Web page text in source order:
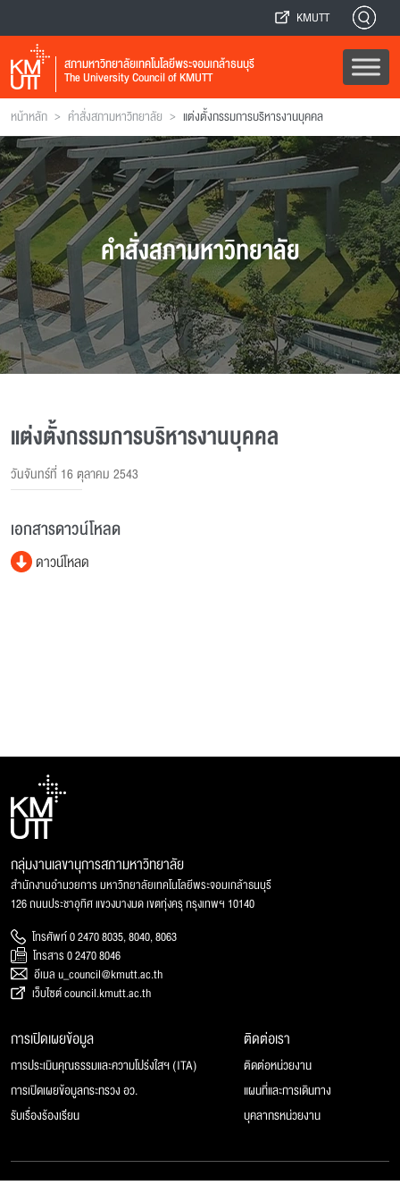
KMUTT
สภามหาวิทยาลัยเทคโนโลยีพระจอมเกล้าธนบุรี
The University Council of KMUTT
หน้าหลัก > คำสั่งสภามหาวิทยาลัย > แต่งตั้งกรรมการบริหารงานบุคคล
คำสั่งสภามหาวิทยาลัย
แต่งตั้งกรรมการบริหารงานบุคคล
วันจันทร์ที่ 16 ตุลาคม 2543
เอกสารดาวน์โหลด
ดาวน์โหลด
กลุ่มงานเลขานุการสภามหาวิทยาลัย
สำนักงานอำนวยการ มหาวิทยาลัยเทคโนโลยีพระจอมเกล้าธนบุรี
126 ถนนประชาอุทิศ แขวงบางมด เขตทุ่งครุ กรุงเทพฯ 10140
โทรศัพท์ 0 2470 8035, 8040, 8063
โทรสาร 0 2470 8046
อีเมล u_council@kmutt.ac.th
เว็บไซต์ council.kmutt.ac.th
การเปิดเผยข้อมูล
การประเมินคุณธรรมและความโปร่งใสฯ (ITA)
การเปิดเผยข้อมูลกระทรวง อว.
รับเรื่องร้องเรียน
ติดต่อเรา
ติดต่อหน่วยงาน
แผนที่และการเดินทาง
บุคลากรหน่วยงาน